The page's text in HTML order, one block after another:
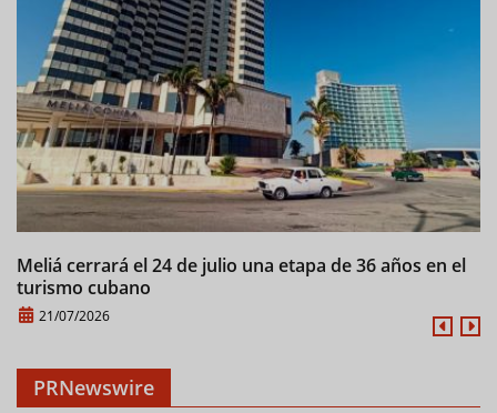
Meliá cerrará el 24 de julio una etapa de 36 años en el
turismo cubano
21/07/2026
PRNewswire